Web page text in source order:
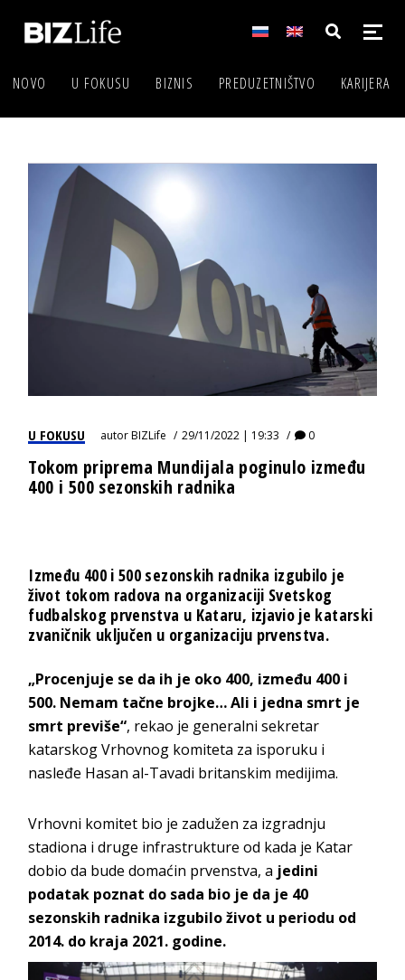
NOVO U FOKUSU BIZNIS PREDUZETNIŠTVO KARIJERA
U FOKUSU autorBIZLife 29/11/2022 | 19:33 0
Tokom priprema Mundijala poginulo između
400 i 500 sezonskih radnika
Između 400 i 500 sezonskih radnika izgubilo je
život tokom radova na organizaciji Svetskog
fudbalskog prvenstva u Kataru, izjavio je katarski
zvaničnik uključen u organizaciju prvenstva.
„Procenjuje se da ih je oko 400, između 400 i
500. Nemam tačne brojke… Ali i jedna smrt je
smrt previše“, rekao je generalni sekretar
katarskog Vrhovnog komiteta za isporuku i
nasleđe Hasan al-Tavadi britanskim medijima.
Vrhovni komitet bio je zadužen za izgradnju
stadiona i druge infrastrukture od kada je Katar
dobio da bude domaćin prvenstva, a jedini
podatak poznat do sada bio je da je 40
sezonskih radnika izgubilo život u periodu od
2014. do kraja 2021. godine.